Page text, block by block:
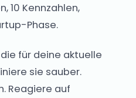
10 Kennzahlen,
Phase.
für deine aktuelle
sie sauber.
Reagiere auf